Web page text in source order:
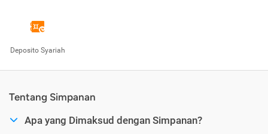
Deposito Syariah
Tentang Simpanan
Apa yang Dimaksud dengan Simpanan?